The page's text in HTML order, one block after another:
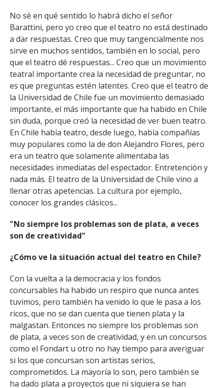
No sé en qué sentido lo habrá dicho el señor
Barattini, pero yo creo que el teatro no está destinado
a dar respuestas. Creo que muy tangencialmente nos
sirve en muchos sentidos, también en lo social, pero
que el teatro dé respuestas... Creo que un movimiento
teatral importante crea la necesidad de preguntar, no
es que preguntas estén latentes. Creo que el teatro de
la Universidad de Chile fue un movimiento demasiado
importante, el más importante que ha habido en Chile
sin duda, porque creó la necesidad de ver buen teatro.
En Chile había teatro, desde luego, había compañías
muy populares como la de don Alejandro Flores, pero
era un teatro que solamente alimentaba las
necesidades inmediatas del espectador. Entretención y
nada más. El teatro de la Universidad de Chile vino a
llenar otras apetencias. La cultura por ejemplo,
conocer los grandes clásicos...
"No siempre los problemas son de plata, a veces
son de creatividad"
¿Cómo ve la situación actual del teatro en Chile?
Con la vuelta a la democracia y los fondos
concursables ha habido un respiro que nunca antes
tuvimos, pero también ha venido lo que le pasa a los
ricos, que no se dan cuenta que tienen plata y la
malgastan. Entonces no siempre los problemas son
de plata, a veces son de creatividad, y en un concursos
como el Fondart u otro no hay tiempo para averiguar
si los que concursan son artistas serios,
comprometidos. La mayoría lo son, pero también se
ha dado plata a proyectos que ni siquiera se han